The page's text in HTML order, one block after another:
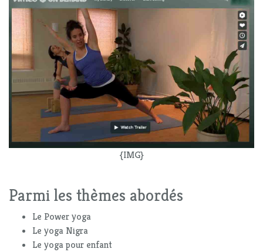
{IMG}
Parmi les thèmes abordés
Le Power yoga
Le yoga Nigra
Le yoga pour enfant